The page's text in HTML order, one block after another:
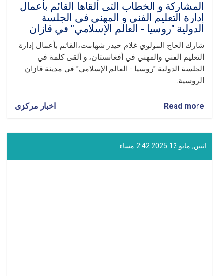
المشاركة و الخطاب ال‍تی ألقاها القائم بأعمال
إدارة التعليم الفني و المهني في الجلسة
الدولية "روسيا - العالم الإسلامي" في قازان
شارك الحاج المولوي غلام حيدر شهامت،القائم بأعمال إدارة
التعليم الفني والمهني في أفغانستان، و ألقى كلمة في
الجلسة الدولية "روسيا - العالم الإسلامي" في مدينة قازان
الروسية.
Read more
المشاركة
الخطاب
ال‍تی
اخبار مرکزی
اثنين, مايو 12 2025 2:42 مساء